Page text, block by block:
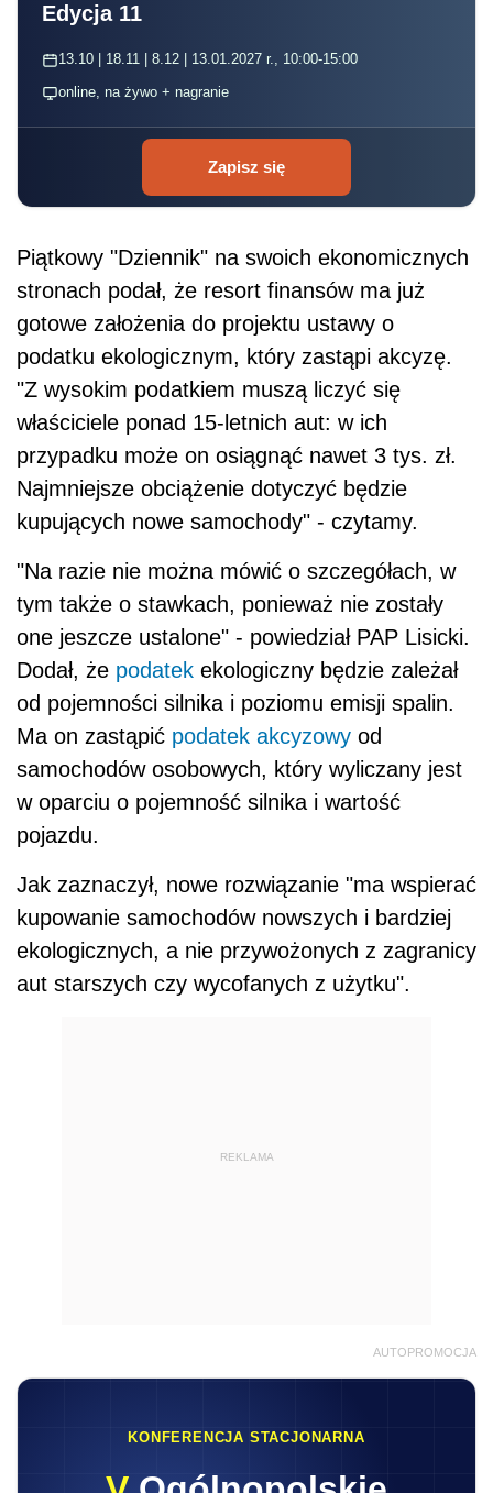
Edycja 11
13.10 | 18.11 | 8.12 | 13.01.2027 r., 10:00-15:00
online, na żywo + nagranie
Zapisz się
Piątkowy "Dziennik" na swoich ekonomicznych
stronach podał, że resort finansów ma już
gotowe założenia do projektu ustawy o
podatku ekologicznym, który zastąpi akcyzę.
"Z wysokim podatkiem muszą liczyć się
właściciele ponad 15-letnich aut: w ich
przypadku może on osiągnąć nawet 3 tys. zł.
Najmniejsze obciążenie dotyczyć będzie
kupujących nowe samochody" - czytamy.
"Na razie nie można mówić o szczegółach, w
tym także o stawkach, ponieważ nie zostały
one jeszcze ustalone" - powiedział PAP Lisicki.
Dodał, że podatek ekologiczny będzie zależał
od pojemności silnika i poziomu emisji spalin.
Ma on zastąpić podatek akcyzowy od
samochodów osobowych, który wyliczany jest
w oparciu o pojemność silnika i wartość
pojazdu.
Jak zaznaczył, nowe rozwiązanie "ma wspierać
kupowanie samochodów nowszych i bardziej
ekologicznych, a nie przywożonych z zagranicy
aut starszych czy wycofanych z użytku".
REKLAMA
AUTOPROMOCJA
KONFERENCJA STACJONARNA